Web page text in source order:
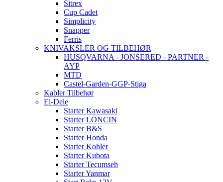
Sitrex
Cup Cadet
Simplicity
Snapper
Ferris
KNIVAKSLER OG TILBEHØR
HUSQVARNA - JONSERED - PARTNER -
AYP
MTD
Castel-Garden-GGP-Stiga
Kabler Tilbehør
El-Dele
Starter Kawasaki
Starter LONCIN
Starter B&S
Starter Honda
Starter Kohler
Starter Kubota
Starter Tecumseh
Starter Yanmar